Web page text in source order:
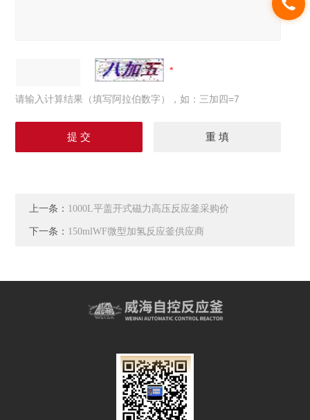
请输入计算结果（填写阿拉伯数字），如：三加四=7
上一条： 1000L平盖开式磁力高压反应釜采购价
下一条： 150mlWF微型加氢反应釜供应商